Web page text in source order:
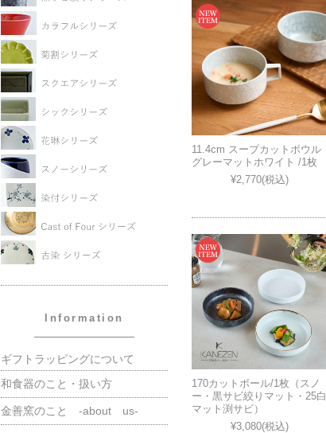
11.4cm スープカットボウル
グレーマットホワイト /1枚
¥2,770(税込)
170カットボール/1枚（スノ
ー・黒サビ絞りマット・25白
マット渕サビ）
¥3,080(税込)
Information
ギフトラッピングについて
和食器のこと・扱い方
金善窯のこと -about us-